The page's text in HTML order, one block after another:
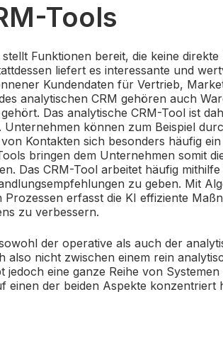
Tools
Funktionen bereit, die keine
liefert es interessante und
Kundendaten für Vertrieb,
analytischen CRM gehören auch
Das analytische CRM-Tool ist
können zum Beispiel
Kontakten sich besonders häufig ein
bringen dem Unternehmen somit
Das CRM-Tool arbeitet häufig
zu geben. Mit
erfasst die KI effiziente
zu verbessern.
der operative als auch der
also nicht zwischen einem rein
jedoch eine ganze Reihe von
einen der beiden Aspekte konzentriert